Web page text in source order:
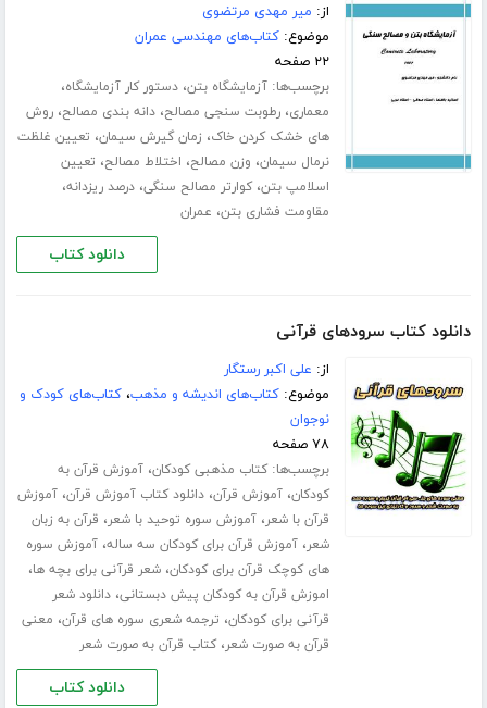
از: میر مهدی مرتضوی
موضوع:کتاب‌های مهندسی عمران
۲۲ صفحه
برچسب‌ها:آزمایشگاه بتن،دستور کار آزمایشگاه،
معماری،رطوبت سنجی مصالح،دانه بندی مصالح،روش
های خشک کردن خاک، زمان گیرش سیمان، تعیین غلظت
نرمال سیمان، وزن مصالح، اختلاط مصالح، تعیین
اسلامپ بتن،کوارتر مصالح سنگی،درصد ریزدانه،
مقاومت فشاری بتن، عمران
دانلود کتاب
دانلود کتاب سرودهای قرآنی
از: علی اکبر رستگار
موضوع:کتاب‌های اندیشه و مذهب،کتاب‌های کودک و
نوجوان
۷۸ صفحه
برچسب‌ها:کتاب مذهبی کودکان،آموزش قرآن به
کودکان،آموزش قرآن،دانلود کتاب آموزش قرآن،آموزش
قرآن با شعر،آموزش سوره توحید با شعر، قرآن به زبان
شعر،آموزش قرآن برای کودکان سه ساله،آموزش سوره
های کوچک قرآن برای کودکان،شعر قرآنی برای بچه ها،
اموزش قرآن به کودکان پیش دبستانی،دانلود شعر
قرآنی برای کودکان، ترجمه شعری سوره های قرآن، معنی
قرآن به صورت شعر،کتاب قرآن به صورت شعر
دانلود کتاب